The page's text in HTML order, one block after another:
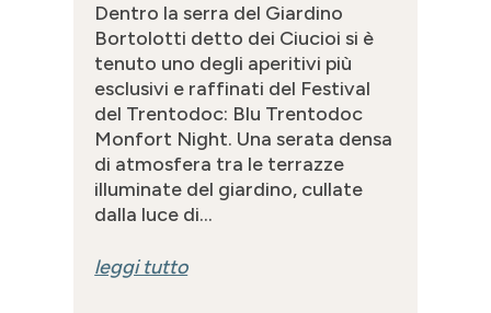
Dentro la serra del Giardino
Bortolotti detto dei Ciucioi si è
tenuto uno degli aperitivi più
esclusivi e raffinati del Festival
del Trentodoc: Blu Trentodoc
Monfort Night. Una serata densa
di atmosfera tra le terrazze
illuminate del giardino, cullate
dalla luce di...
leggi tutto